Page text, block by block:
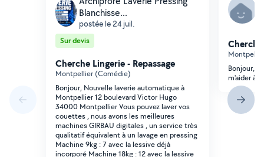
Blanchisse...
postée le 24 juil.
Sur devis
Cherche Lingerie - Repassage
Montpellier (Comédie)
Bonjour, Nouvelle laverie automatique à
Montpellier 12 boulevard Victor Hugo
34000 Montpellier Vous pouvez laver vos
couettes , nous avons les meilleures
machines GIRBAU digitales , un service très
qualitatif équivalent à un lavage en pressing
Machine 9kg : 7 avec la lessive déjà
incorporé Machine 18kg : 12 avec la lessive
Bonjour,
m'aider à